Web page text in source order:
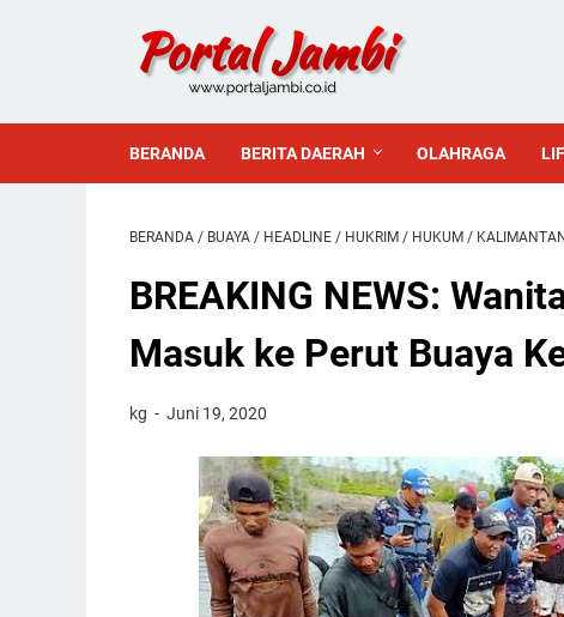
BERANDA BERITA DAERAH OLAHRAGA
BERANDA / BUAYA / HEADLINE / HUKRIM / HUKUM / KALIMANTAN
BREAKING NEWS:
Masuk ke Perut Buaya
kg Juni 19, 2020